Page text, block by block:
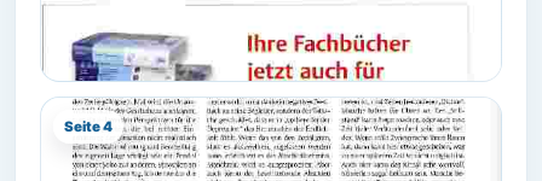
Seite 4